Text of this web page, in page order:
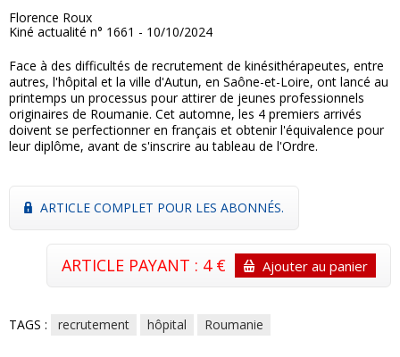
Florence Roux
Kiné actualité n° 1661 - 10/10/2024
Face à des difficultés de recrutement de kinésithérapeutes, entre
autres, l'hôpital et la ville d'Autun, en Saône-et-Loire, ont lancé au
printemps un processus pour attirer de jeunes professionnels
originaires de Roumanie. Cet automne, les 4 premiers arrivés
doivent se perfectionner en français et obtenir l'équivalence pour
leur diplôme, avant de s'inscrire au tableau de l'Ordre.
ARTICLE COMPLET POUR LES ABONNÉS.
ARTICLE PAYANT : 4 € Ajouter au panier
TAGS : recrutement hôpital Roumanie